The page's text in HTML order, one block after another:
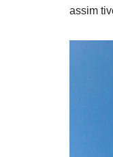
assim